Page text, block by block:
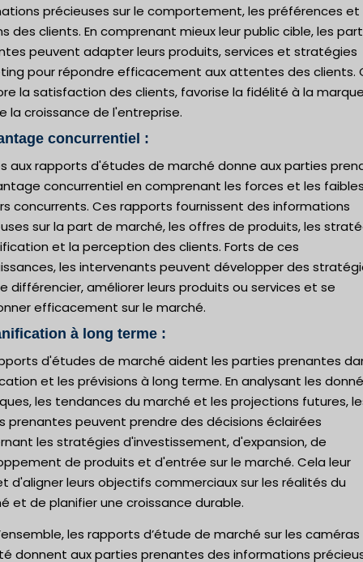
précieuses sur le comportement, les préférences et
des clients. En comprenant mieux leur public cible, les
peuvent adapter leurs produits, services et stratégies
pour répondre efficacement aux attentes des clients.
la satisfaction des clients, favorise la fidélité à la
la croissance de l'entreprise.
concurrentiel :
aux rapports d'études de marché donne aux parties
concurrentiel en comprenant les forces et les
concurrents. Ces rapports fournissent des informations
sur la part de marché, les offres de produits, les
et la perception des clients. Forts de ces
les intervenants peuvent développer des
différencier, améliorer leurs produits ou services et se
efficacement sur le marché.
à long terme :
d'études de marché aident les parties prenantes
et les prévisions à long terme. En analysant les
les tendances du marché et les projections futures,
prenantes peuvent prendre des décisions éclairées
les stratégies d'investissement, d'expansion, de
de produits et d'entrée sur le marché. Cela leur
d'aligner leurs objectifs commerciaux sur les réalités du
et de planifier une croissance durable.
les rapports d’étude de marché sur les
donnent aux parties prenantes des informations